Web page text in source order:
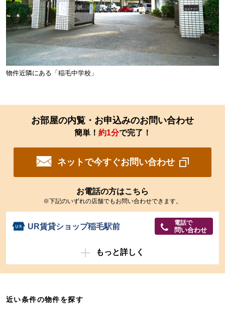
物件近隣にある「稲毛中学校」
お部屋の内覧・お申込みのお問い合わせ
簡単！ 約1分で完了！
ネットで今すぐお問い合わせ
お電話の方はこちら
※下記のいずれの店舗でもお問い合わせできます。
UR賃貸ショップ稲毛駅前 電話で
問い合わせ
もっと詳しく
近い条件の物件を探す